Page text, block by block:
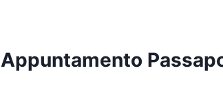
Appuntamento